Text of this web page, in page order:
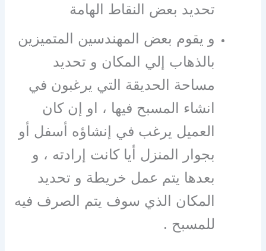
تحديد بعض النقاط الهامة
و يقوم بعض المهندسين المتميزين
بالذهاب إلي المكان و تحديد
مساحة الحديقة التي يرغبون في
انشاء المسبح فيها ، او إن كان
العميل يرغب في إنشاؤه أسفل أو
بجوار المنزل أيا كانت إرادته ، و
بعدها يتم عمل خريطة و تحديد
المكان الذي سوف يتم الصرف فيه
للمسبح .